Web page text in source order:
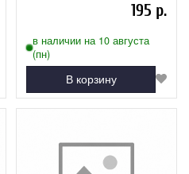
195 р.
в наличии на 10 августа
(пн)
В корзину